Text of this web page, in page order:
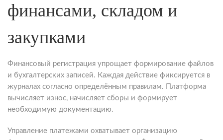
финансами, складом и
закупками
Финансовый регистрация упрощает формирование файлов
и бухгалтерских записей. Каждая действие фиксируется в
журналах согласно определённым правилам. Платформа
вычисляет износ, начисляет сборы и формирует
необходимую документацию.
Управление платежами охватывает организацию